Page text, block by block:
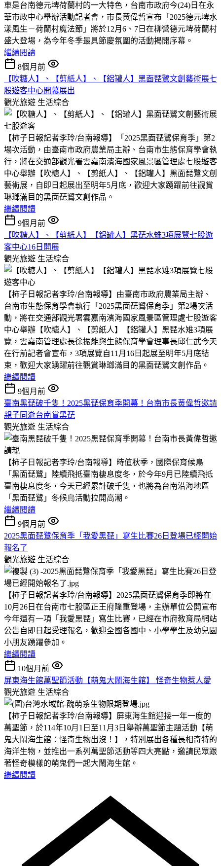
車是台南德元埤荷蘭村的一大特色，台南市政府今(24)日在永
華市政中心舉辦活動記者會，市長黃偉哲宣布「2025德元埤水
漾風生－荷蘭村魔法節」將於12月6、7日在柳營德元埤荷蘭村
盛大登場，為今年冬季最具節慶氛圍的活動揭開序幕。
繼續閱讀
8個月前
【吹糖人】、【剪紙人】、【鋁罐人】黑面琵鷺文創藝術展七
股遊客中心開幕展出
觀光旅遊 生活綜合
【柿子日報記者李玲/台南報導】「2025黑面琵鷺保育季」第2
場次活動，由臺南市政府農業局主辦、台南市生態保育學會執
行，將在交通部觀光署雲嘉南濱海國家風景區管理處七股遊客
中心舉辦【吹糖人】、【剪紙人】、【鋁罐人】黑面琵鷺文創
藝術展，自即日起展出至明年5月底，歡迎大家踴躍前往觀賞
琳瑯滿目的黑面琵鷺文創作品。
繼續閱讀
9個月前
【吹糖人】、【剪紙人】【鋁罐人】黑琵水雉3項展覽七股遊
客中心16日開展
觀光旅遊 生活綜合
【柿子日報記者李玲/台南報導】由臺南市政府農業局主辦、
台南市生態保育學會執行「2025黑面琵鷺保育季」第2場次活
動，將在交通部觀光署雲嘉南濱海國家風景區管理處七股遊客
中心舉辦【吹糖人】、【剪紙人】【鋁罐人】黑琵水雉3項展
覽，雲嘉南管理處長徐振能與生態保育學會理事長邱仁武今天
在行前記者會宣布，3項展覽自11月16日起展至明年5月底結
束，歡迎大家踴躍前往觀賞琳瑯滿目的黑面琵鷺文創作品。
繼續閱讀
9個月前
臺南黑琵破千隻！2025黑琵保育季開幕！台南市長黃偉哲邀請
親子同遊台南賞黑琵
觀光旅遊 生活綜合
【柿子日報記者李玲/台南報導】時值秋季，國際保育候鳥
「黑面琵鷺」陸續飛抵臺南棲息度冬，於今年9月已陸續飛抵
臺南棲息度冬，今天已經累計破千隻，也將為台南沿海地區
「黑面琵鷺」冬候鳥活動拉開高潮。
繼續閱讀
9個月前
2025黑面琵鷺保育季「我愛黑琵」寫生比賽26日登場已經開始
報名了
觀光旅遊 生活綜合
【柿子日報記者李玲/台南報導】2025黑面琵鷺保育季即將在
10月26日在台南市七股區正王府隆重登場，主辦單位公開宣布
今年還有一項「我愛黑琵」寫生比賽，已經在市府教育局網站
公告自即日起受理報名，歡迎全國各國中、小學學生及幼兒園
小朋友踴躍參加。
繼續閱讀
10個月前
屏東海生館萬聖節活動【萌鬼大鬧海生館】 怪奇生物惹人愛
觀光旅遊 生活綜合
【柿子日報記者李玲/台南報導】屏東海生館迎接一年一度的
萬聖節，於114年10月1日至11月3日舉辦萬聖節主題活動【萌
鬼大鬧海生館：怪奇生物出沒！】，特別展出各種長相奇特的
海洋生物，並推出一系列萬聖節活動等四大亮點，邀請民眾跟
著怪奇模樣的萌鬼們一起大鬧海生館。
繼續閱讀